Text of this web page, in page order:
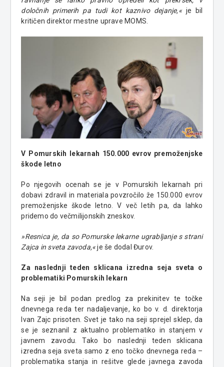
določnih primerih pa tudi kot kaznivo dejanje,«je bil
kritičen direktor mestne uprave MOMS.
V Pomurskih lekarnah 150.000 evrov premoženjske
škode letno
Po njegovih ocenah se je v Pomurskih lekarnah pri
dobavi zdravil in materiala povzročilo že 150.000 evrov
premoženjske škode letno. V več letih pa, da lahko
pridemo do večmilijonskih zneskov.
»Resnica je, da so Pomurske lekarne ugrabljanje s strani
Zajca in sveta zavoda,«je še dodal Đurov.
Za naslednji teden sklicana izredna seja sveta o
problematiki Pomurskih lekarn
Na seji je bil podan predlog za prekinitev te točke
dnevnega reda ter nadaljevanje, ko bo v. d. direktorja
Ivan Zajc prisoten. Svet je tako na seji sprejel sklep, da
se je seznanil z aktualno problematiko in stanjem v
javnem zavodu. Tako bo naslednji teden sklicana
izredna seja sveta samo z eno točko dnevnega reda –
problematika stanja in rešitve glede javnega zavoda